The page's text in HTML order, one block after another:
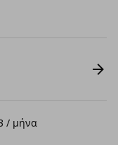
/ μήνα